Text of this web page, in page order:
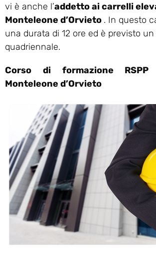
vi è anche l’addetto ai carrelli
Monteleone d’Orvieto . In questo
una durata di 12 ore ed è previsto
quadriennale.
Corso di formazione RSPP
Monteleone d’Orvieto